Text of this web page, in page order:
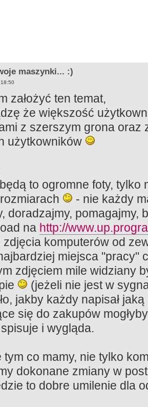
maszynki... :)
założyć ten temat,
że większość
z szerszym grona oraz
użytkowników
to ogromne foty, tylko
- nie każdy
doradzajmy,
na http://
zdjęcia komputerów od
miejsca "pracy"
zdjęciem mile widziany
(jeżeli nie jest w
jakby każdy napisał
się do zakupów
i wygląda.
tym co mamy, nie tylko
dokonane zmiany w
to dobre umilenie dla